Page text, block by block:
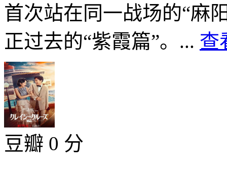
首次站在同一战场的“麻
正过去的“紫霞篇”。... 查
豆瓣 0 分